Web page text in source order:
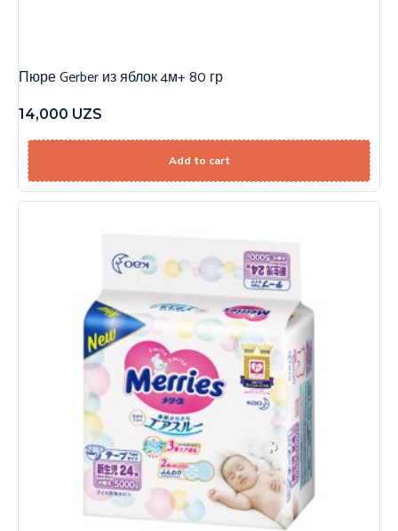
Пюре Gerber из яблок 4м+ 80 гр
14,000 UZS
Add to cart